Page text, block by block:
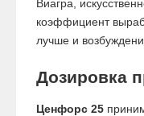
Виагра,
коэффициент
лучше и
Дозировка
Ценфорс 25